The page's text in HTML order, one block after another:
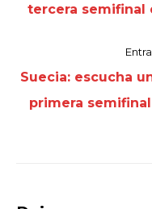
tercera semifinal
Suecia: escucha
primera